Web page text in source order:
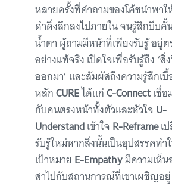
หลายครั้งที่คำถามของโค้ชนำพา
ดำดิ่งลึกลงไปภายใน จนรู้สึกบีบคั้
น้ำตา ผู้ถามมีหน้าที่เพียงรับรู้ อยู่ต
อย่างแท้จริง เปิดใจเพื่อรับรู้ถึง ‘สิ่
ออกมา’ และสัมผัสถึงความรู้สึกเ
หลักCUREได้แก่C-Connectเชื่
กับคนตรงหน้าทั้งตัวและหัวใจ U-
Understandเข้าใจ R-Reframeเ
รับรู้ใหม่หากสิ่งนั้นเป็นอุปสรรคทำ
เป้าหมาย E-Empathyมีความเห็น
สาไปกับสถานการณ์ที่เขาเผชิญอยู่